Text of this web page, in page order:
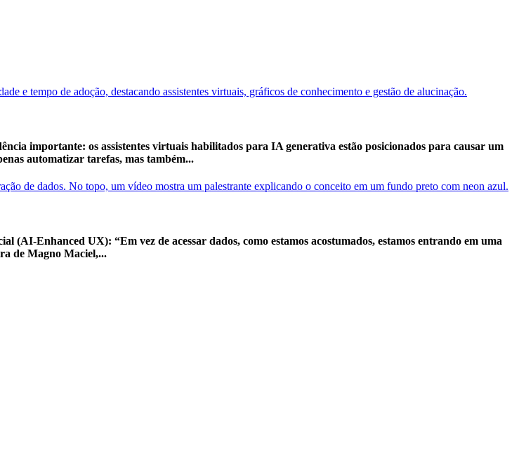
importante: os assistentes virtuais habilitados para IA generativa estão posicionados para causar um
automatizar tarefas, mas também...
Enhanced UX): “Em vez de acessar dados, como estamos acostumados, estamos entrando em uma
de Magno Maciel,...